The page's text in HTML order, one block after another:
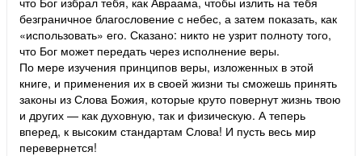
безграничное благословение с небес, а затем показать, как
«использовать» его. Сказано: никто не узрит полноту того,
что Бог может передать через исполнение веры.
По мере изучения принципов веры, изложенных в этой
книге, и применения их в своей жизни ты сможешь принять
законы из Слова Божия, которые круто повернут жизнь твою
и других — как духовную, так и физическую. А теперь
вперед, к высоким стандартам Слова! И пусть весь мир
перевернется!